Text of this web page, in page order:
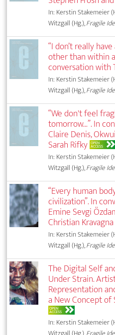
In: Kerstin Stakemeier
Witzgall (Hg.),Fragile
“I don’t really
other than within
conversation with
In: Kerstin Stakemeier
Witzgall (Hg.),Fragile
“We don't feel
tomorrow...”. In
Claire Denis,
Sarah Rifky OPEN
ACCESS
In: Kerstin Stakemeier
Witzgall (Hg.),Fragile
“Every human
civilization”. In
Emine Sevgi
Christian Kravagna
In: Kerstin Stakemeier
Witzgall (Hg.),Fragile
The Digital Self
Under Strain.
Representation
a New Concept
OPEN
ACCESS
In: Kerstin Stakemeier